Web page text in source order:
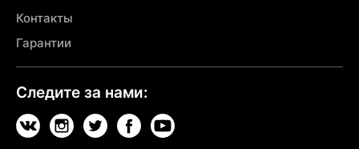
Контакты
Гарантии
Следите за нами: